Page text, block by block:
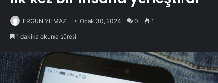
ERGÜN YILMAZ Ocak 30, 2024 0 1
1 dakika okuma süresi